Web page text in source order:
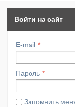
Войти на сайт
E-mail
Пароль
Запомнить